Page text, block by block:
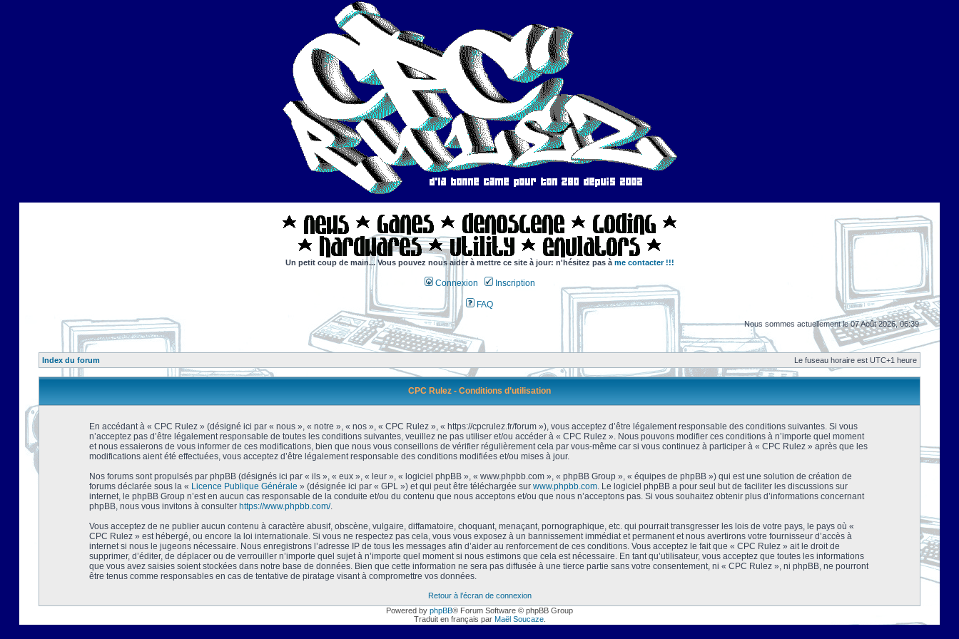
Un petit coup de main... Vous pouvez nous aider à mettre ce site à jour: n'hésitez pas à me contacter !!!
Connexion Inscription
FAQ
Nous sommes actuellement le 07 Août 2026, 06:39
Index du forum Le fuseau horaire est UTC+1 heure
CPC Rulez - Conditions d’utilisation
En accédant à « CPC Rulez » (désigné ici par « nous », « notre », « nos », « CPC Rulez », « https://cpcrulez.fr/forum »), vous acceptez d’être légalement responsable des conditions suivantes. Si vous
n’acceptez pas d’être légalement responsable de toutes les conditions suivantes, veuillez ne pas utiliser et/ou accéder à « CPC Rulez ». Nous pouvons modifier ces conditions à n’importe quel moment
et nous essaierons de vous informer de ces modifications, bien que nous vous conseillons de vérifier régulièrement cela par vous-même car si vous continuez à participer à « CPC Rulez » après que les
modifications aient été effectuées, vous acceptez d’être légalement responsable des conditions modifiées et/ou mises à jour.
Nos forums sont propulsés par phpBB (désignés ici par « ils », « eux », « leur », « logiciel phpBB », « www.phpbb.com », « phpBB Group », « équipes de phpBB ») qui est une solution de création de
forums déclarée sous la « Licence Publique Générale » (désignée ici par « GPL ») et qui peut être téléchargée sur www.phpbb.com. Le logiciel phpBB a pour seul but de faciliter les discussions sur
internet, le phpBB Group n’est en aucun cas responsable de la conduite et/ou du contenu que nous acceptons et/ou que nous n’acceptons pas. Si vous souhaitez obtenir plus d’informations concernant
phpBB, nous vous invitons à consulter https://www.phpbb.com/.
Vous acceptez de ne publier aucun contenu à caractère abusif, obscène, vulgaire, diffamatoire, choquant, menaçant, pornographique, etc. qui pourrait transgresser les lois de votre pays, le pays où «
CPC Rulez » est hébergé, ou encore la loi internationale. Si vous ne respectez pas cela, vous vous exposez à un bannissement immédiat et permanent et nous avertirons votre fournisseur d’accès à
internet si nous le jugeons nécessaire. Nous enregistrons l’adresse IP de tous les messages afin d’aider au renforcement de ces conditions. Vous acceptez le fait que « CPC Rulez » ait le droit de
supprimer, d’éditer, de déplacer ou de verrouiller n’importe quel sujet à n’importe quel moment si nous estimons que cela est nécessaire. En tant qu’utilisateur, vous acceptez que toutes les informations
que vous avez saisies soient stockées dans notre base de données. Bien que cette information ne sera pas diffusée à une tierce partie sans votre consentement, ni « CPC Rulez », ni phpBB, ne pourront
être tenus comme responsables en cas de tentative de piratage visant à compromettre vos données.
Retour à l’écran de connexion
Powered by phpBB® Forum Software © phpBB Group
Traduit en français par Maël Soucaze.